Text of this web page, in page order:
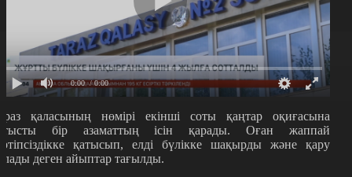
0:00 / 0:00
қаласының нөмірі екінші соты қаңтар оқиғасына
бір азаматтың ісін қарады. Оған жаппай
қатысып, елді бүлікке шақырды және қару
деген айыптар тағылды.